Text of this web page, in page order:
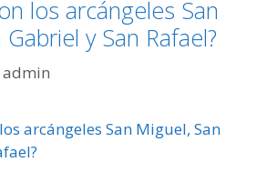
los arcángeles San
y San Rafael?
admin